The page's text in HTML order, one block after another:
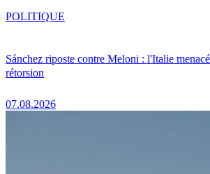
Sánchez riposte contre Meloni : l'Italie
rétorsion
07.08.2026
POLITIQUE